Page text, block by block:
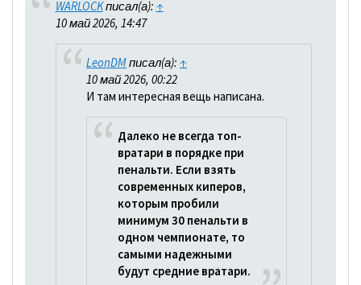
WARLOCKписал(а): ↑
10 май 2026, 14:47
LeonDMписал(а): ↑
10 май 2026, 00:22
И там интересная вещь написана.
Далеко не всегда топ-
вратари в порядке при
пенальти. Если взять
современных киперов,
которым пробили
минимум 30 пенальти в
одном чемпионате, то
самыми надежными
будут средние вратари.